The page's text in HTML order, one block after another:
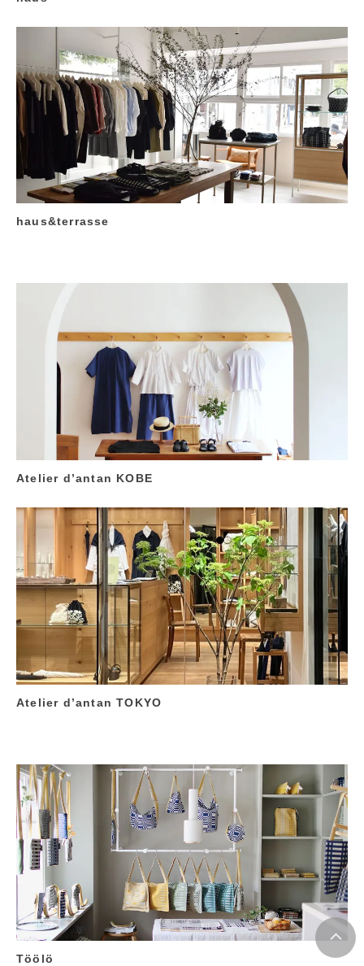
haus&terrasse
Atelier d’antan KOBE
Atelier d’antan TOKYO
Töölö